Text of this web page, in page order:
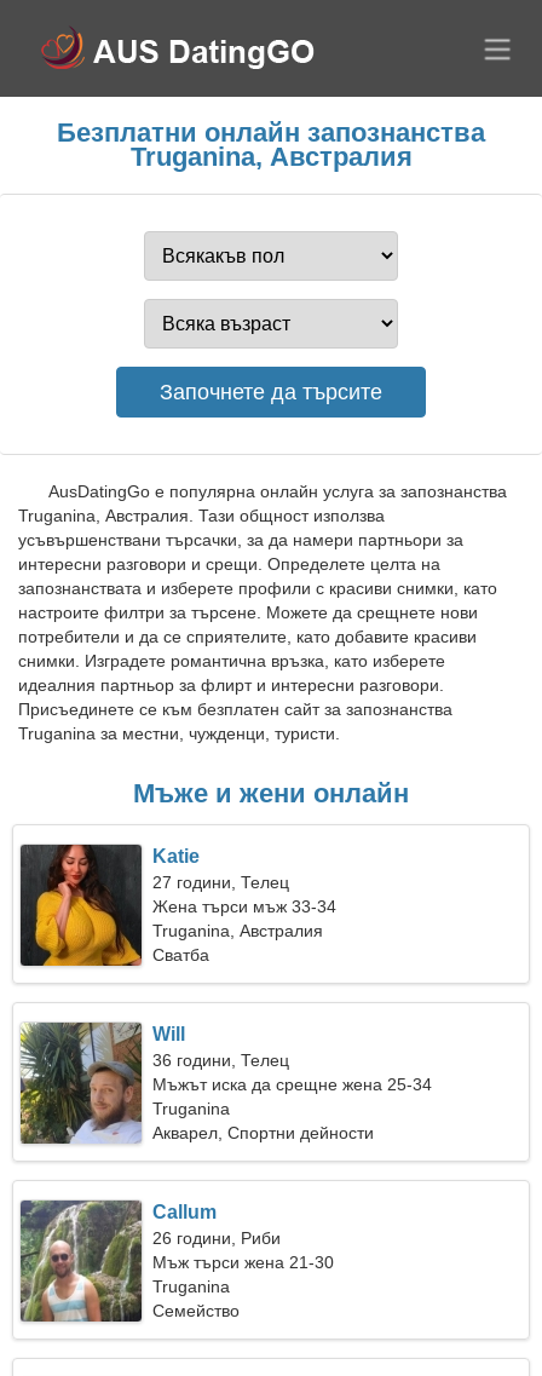
Безплатни онлайн запознанства
Truganina, Австралия
AusDatingGo е популярна онлайн услуга за запознанства
Truganina, Австралия. Тази общност използва
усъвършенствани търсачки, за да намери партньори за
интересни разговори и срещи. Определете целта на
запознанствата и изберете профили с красиви снимки, като
настроите филтри за търсене. Можете да срещнете нови
потребители и да се сприятелите, като добавите красиви
снимки. Изградете романтична връзка, като изберете
идеалния партньор за флирт и интересни разговори.
Присъединете се към безплатен сайт за запознанства
Truganina за местни, чужденци, туристи.
Мъже и жени онлайн
Katie
27 години, Телец
Жена търси мъж 33-34
Truganina, Австралия
Сватба
Will
36 години, Телец
Мъжът иска да срещне жена 25-34
Truganina
Акварел, Спортни дейности
Callum
26 години, Риби
Мъж търси жена 21-30
Truganina
Семейство